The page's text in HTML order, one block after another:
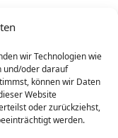
wir Technologien wie
und/oder darauf
können wir Daten
Website
oder zurückziehst,
werden.